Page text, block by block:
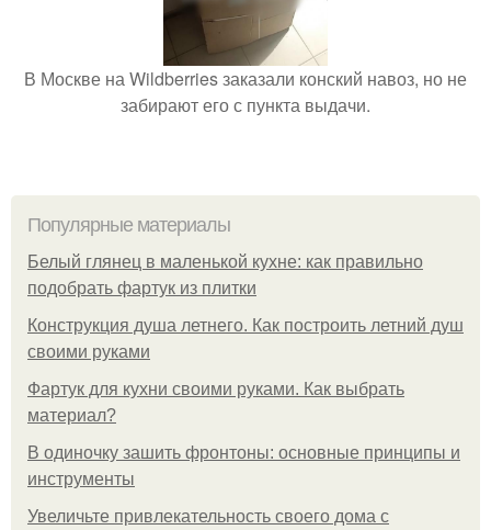
В Москве на Wildberries заказали конский навоз, но не
забирают его с пункта выдачи.
Популярные материалы
Белый глянец в маленькой кухне: как правильно
подобрать фартук из плитки
Конструкция душа летнего. Как построить летний душ
своими руками
Фартук для кухни своими руками. Как выбрать
материал?
В одиночку зашить фронтоны: основные принципы и
инструменты
Увеличьте привлекательность своего дома с